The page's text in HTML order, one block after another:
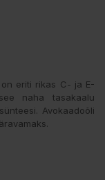
eriti rikas C- ja E-
naha tasakaalu
Avokaadoõli